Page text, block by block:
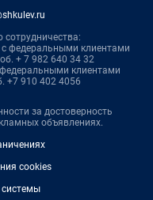
федеральными клиентами
+ 7 982 640 34 32
клиентами
+7 910 402 4056
за достоверность
объявлениях.
cookies